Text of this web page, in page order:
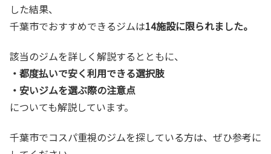
した結果、
千葉市でおすすめできるジムは14施設に限られました。
該当のジムを詳しく解説するとともに、
・都度払いで安く利用できる選択肢
・安いジムを選ぶ際の注意点
についても解説しています。
千葉市でコスパ重視のジムを探している方は、ぜひ参考に